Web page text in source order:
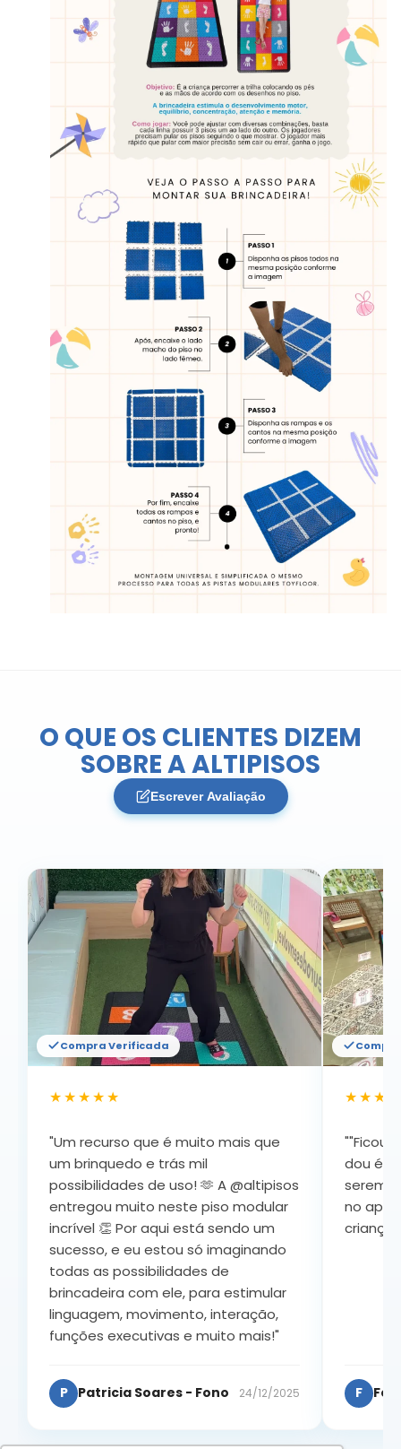
O QUE OS CLIENTES DIZEM
SOBRE A ALTIPISOS
Escrever Avaliação
Compra Verificada
★★★★★
"Um recurso que é muito mais que
um brinquedo e trás mil
possibilidades de uso! 🫶 A @altipisos
entregou muito neste piso modular
incrível 👏 Por aqui está sendo um
sucesso, e eu estou só imaginando
todas as possibilidades de
brincadeira com ele, para estimular
linguagem, movimento, interação,
funções executivas e muito mais!"
P Patricia Soares - Fono 24/12/2025
""Ficou
dou é,
serem
no
F